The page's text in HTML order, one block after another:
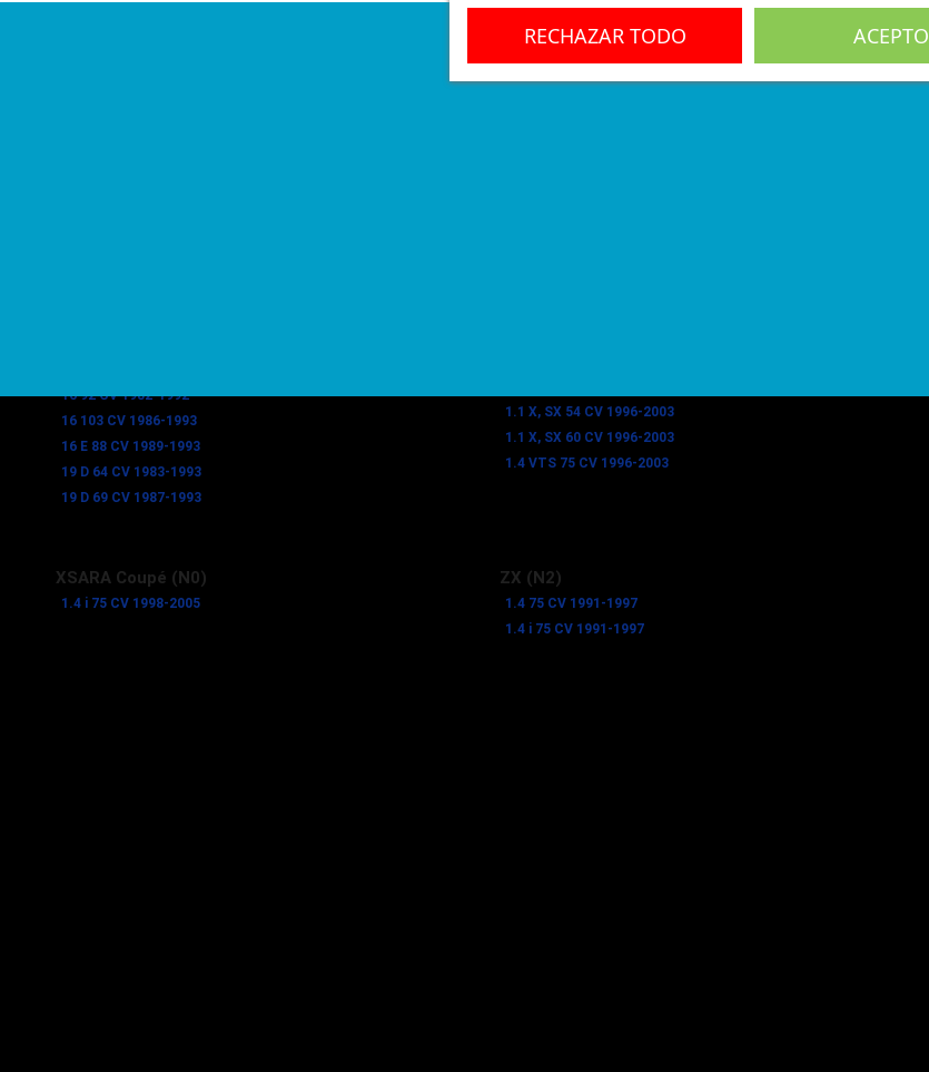
16 92 CV 1982-1992
16 103 CV 1986-1993
16 E 88 CV 1989-1993
19 D 64 CV 1983-1993
19 D 69 CV 1987-1993
BX Break (XB-_)
18 D 60 CV 1985-1993
1.1 X, SX 54 CV 1996-2003
1.1 X, SX 60 CV 1996-2003
1.4 VTS 75 CV 1996-2003
XSARA Coupé (N0)
1.4 i 75 CV 1998-2005
ZX (N2)
1.4 75 CV 1991-1997
1.4 i 75 CV 1991-1997
RECHAZAR TODO ACEPTO